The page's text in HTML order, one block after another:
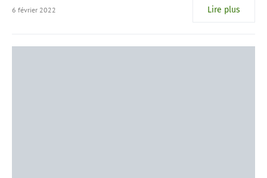
6 février 2022 Lire plus